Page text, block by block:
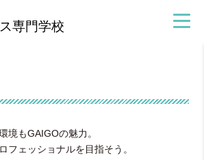
専門学校
境もGAIGOの魅力。
フェッショナルを目指そう。